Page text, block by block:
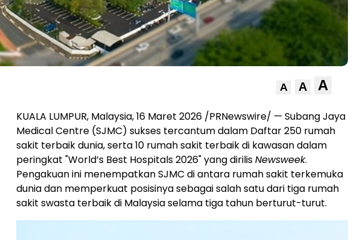
A A A
KUALA LUMPUR, Malaysia, 16 Maret 2026 /PRNewswire/ — Subang Jaya
Medical Centre (SJMC) sukses tercantum dalam Daftar 250 rumah
sakit terbaik dunia, serta 10 rumah sakit terbaik di kawasan dalam
peringkat "World’s Best Hospitals 2026" yang dirilisNewsweek.
Pengakuan ini menempatkan SJMC di antara rumah sakit terkemuka
dunia dan memperkuat posisinya sebagai salah satu dari tiga rumah
sakit swasta terbaik di Malaysia selama tiga tahun berturut-turut.